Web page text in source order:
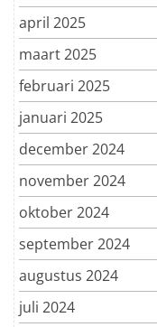
april 2025
maart 2025
februari 2025
januari 2025
december 2024
november 2024
oktober 2024
september 2024
augustus 2024
juli 2024